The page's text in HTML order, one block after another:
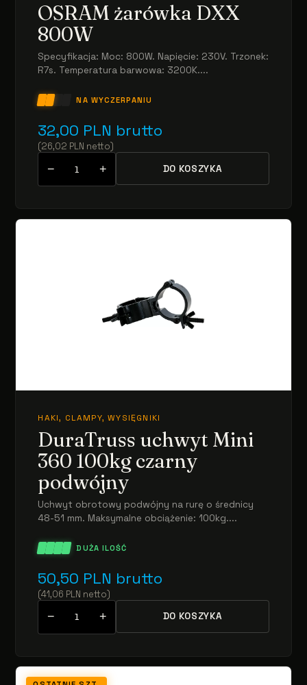
OSRAM żarówka DXX
800W
Specyfikacja: Moc: 800W. Napięcie: 230V. Trzonek:
R7s. Temperatura barwowa: 3200K....
NA WYCZERPANIU
32,00 PLN brutto
(26,02 PLN netto)
− + DO KOSZYKA
HAKI, CLAMPY, WYSIĘGNIKI
DuraTruss uchwyt Mini
360 100kg czarny
podwójny
Uchwyt obrotowy podwójny na rurę o średnicy
48-51 mm. Maksymalne obciążenie: 100kg....
DUŻA ILOŚĆ
50,50 PLN brutto
(41,06 PLN netto)
− + DO KOSZYKA